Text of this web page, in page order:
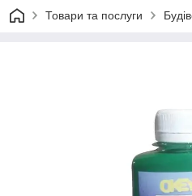
Товари та послуги